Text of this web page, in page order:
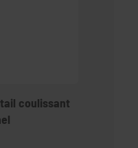
coulissant